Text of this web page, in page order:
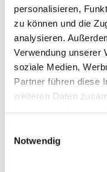
personalisieren,
zu können und die
analysieren.
Verwendung unserer
soziale Medien,
Partner führen diese
weiteren Daten
Notwendig
Jobs in der
Auf unserer
an
suchen kannst.
Herausforderung
planst oder